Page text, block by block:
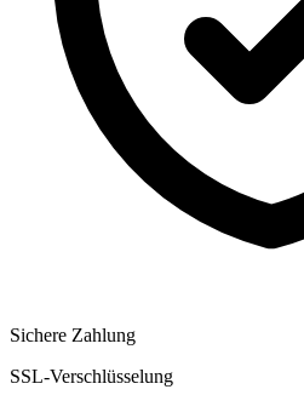
Sichere Zahlung
SSL-Verschlüsselung